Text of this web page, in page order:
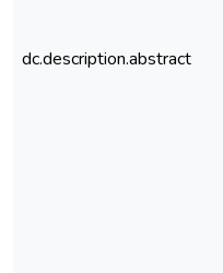
dc.description.abstract